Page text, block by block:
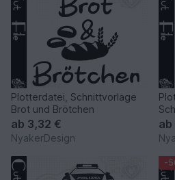
Plotterdatei, Schnittvorlage
Brot und Brötchen
ab 3,32 €
NyakerDesign
ab
-